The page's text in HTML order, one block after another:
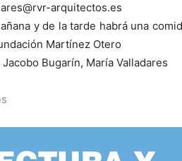
arquitectos.es
y de la tarde habrá una
Martínez Otero
Bugarín, María Valladares